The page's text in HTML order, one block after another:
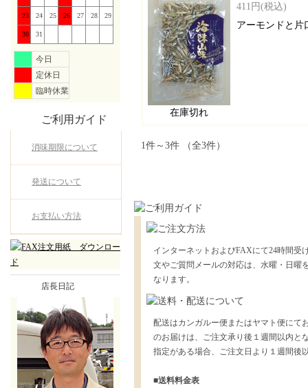
23 24 25 26 27 28 29
30 31
今日
定休日
臨時休業
ご利用ガイド
消味期限について
発送について
お支払い方法
店長日記
在庫切れ
411円(税込)
アーモンドと片
1件～3件 （全3件）
インターネットおよびFAXにて24時間受
文やご質問メールの対応は、水曜・日曜
なります。
配送はカンガルー便またはヤマト便にて
のお届けは、ご注文承り後１週間以内と
指定がある場合、ご注文日より１週間後
■送料料金表